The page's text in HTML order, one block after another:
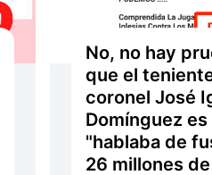
No, no hay
que el
coronel José
Domínguez
"hablaba de
26 millones de